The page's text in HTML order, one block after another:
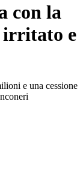
con la
irritato e
e una cessione